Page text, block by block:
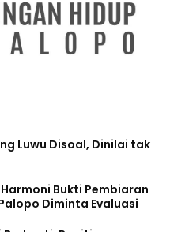
Luwu Disoal, Dinilai tak
Bukti Pembiaran
Diminta Evaluasi